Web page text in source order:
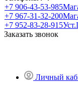
+7 906-43-53-985
+7 967-31-32-200
+7 952-83-28-915
Заказать звонок
Личный